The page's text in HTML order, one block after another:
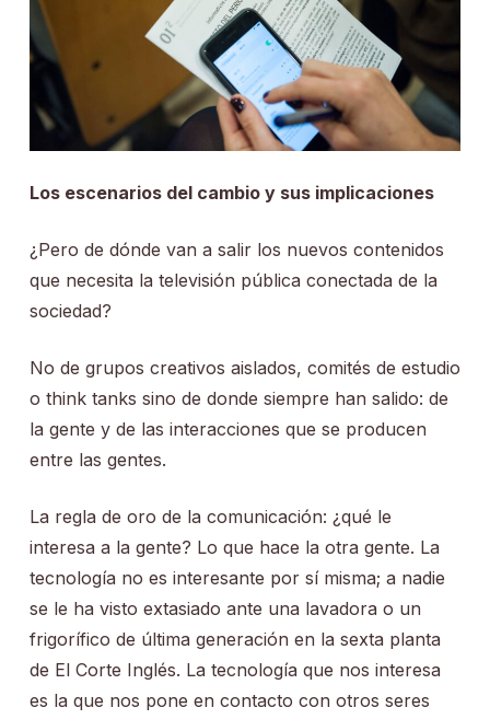
Los escenarios del cambio y sus implicaciones
¿Pero de dónde van a salir los nuevos contenidos
que necesita la televisión pública conectada de la
sociedad?
No de grupos creativos aislados, comités de estudio
o think tanks sino de donde siempre han salido: de
la gente y de las interacciones que se producen
entre las gentes.
La regla de oro de la comunicación: ¿qué le
interesa a la gente? Lo que hace la otra gente. La
tecnología no es interesante por sí misma; a nadie
se le ha visto extasiado ante una lavadora o un
frigorífico de última generación en la sexta planta
de El Corte Inglés. La tecnología que nos interesa
es la que nos pone en contacto con otros seres